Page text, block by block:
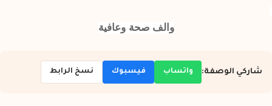
والف صحة وعافية
شاركي الوصفة: واتساب فيسبوك نسخ الرابط